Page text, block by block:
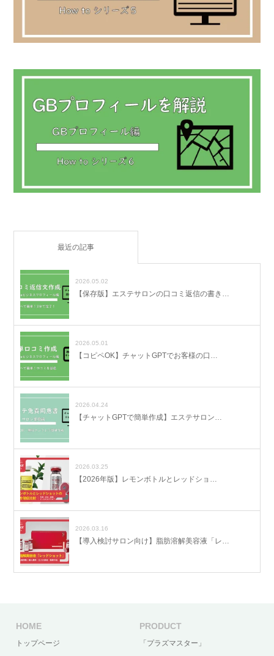
最近の記事
2026.05.02
【保存版】エステサロンの口コミ返信の書き…
2026.05.01
【コピペOK】チャットGPTでお客様の口…
2026.04.24
【チャットGPTで簡単作成】エステサロン…
2026.03.25
【2026年版】レモンボトルとレッドショ…
2026.03.16
【導入検討サロン向け】脂肪溶解美容液「レ…
HOME
トップページ
PRODUCT
「プラズマスター」